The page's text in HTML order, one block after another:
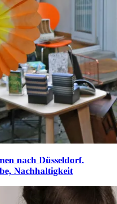
nach Düsseldorf.
Nachhaltigkeit